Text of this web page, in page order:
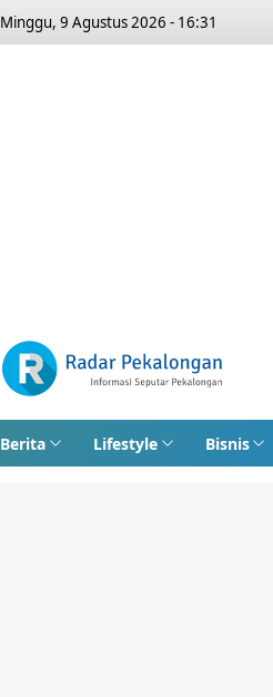
Minggu, 9 Agustus 2026 - 16:31
Berita Lifestyle Bisnis